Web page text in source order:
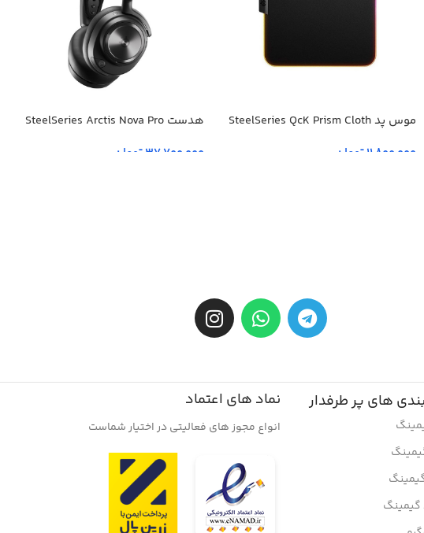
موس پد SteelSeries QcK Prism Cloth
11,800,000تومان
هدست SteelSeries Arctis Nova Pro
37,700,000تومان
های پر طرفدار نماد های اعتماد
انواع مجوز های فعالیتی در اختیار شماست